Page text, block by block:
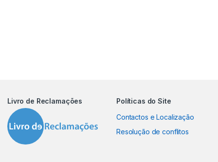
Livro de Reclamações
Políticas do Site
Contactos e Localização
Resolução de conflitos